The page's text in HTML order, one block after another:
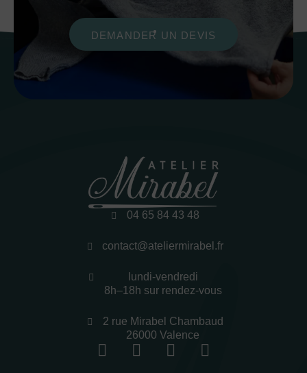
DEMANDER UN DEVIS
04 65 84 43 48
contact@ateliermirabel.fr
lundi-vendredi
8h–18h sur rendez-vous
2 rue Mirabel Chambaud
26000 Valence